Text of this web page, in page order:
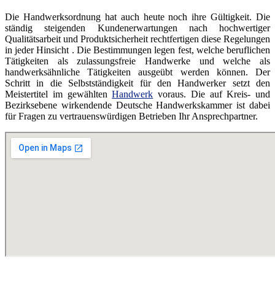
Die Handwerksordnung hat auch heute noch ihre Gültigkeit. Die
ständig steigenden Kundenerwartungen nach hochwertiger
Qualitätsarbeit und Produktsicherheit rechtfertigen diese Regelungen
in jeder Hinsicht . Die Bestimmungen legen fest, welche beruflichen
Tätigkeiten als zulassungsfreie Handwerke und welche als
handwerksähnliche Tätigkeiten ausgeübt werden können. Der
Schritt in die Selbstständigkeit für den Handwerker setzt den
Meistertitel im gewähltenHandwerk voraus. Die auf Kreis- und
Bezirksebene wirkendende Deutsche Handwerkskammer ist dabei
für Fragen zu vertrauenswürdigen Betrieben Ihr Ansprechpartner.